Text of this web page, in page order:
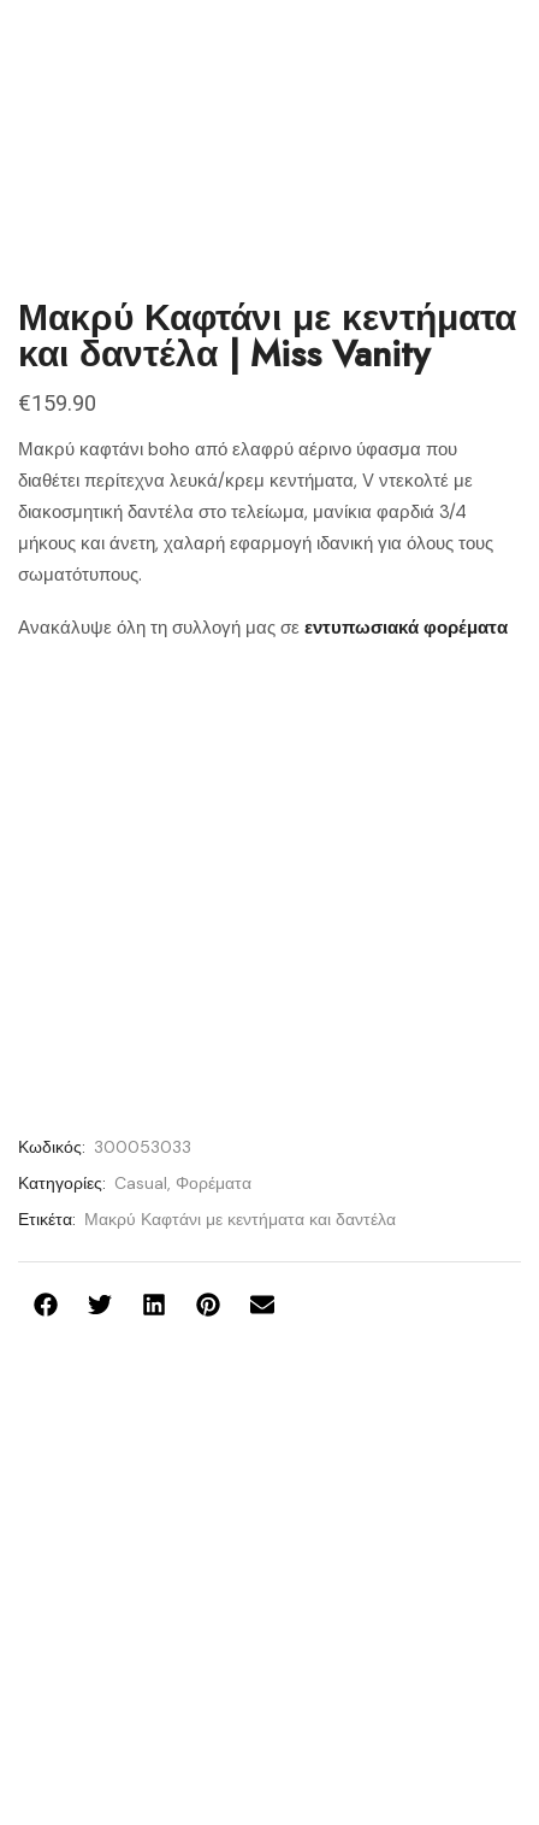
Μακρύ Καφτάνι με κεντήματα
και δαντέλα | Miss Vanity
€159.90
Μακρύ καφτάνι boho από ελαφρύ αέρινο ύφασμα που
διαθέτει περίτεχνα λευκά/κρεμ κεντήματα, V ντεκολτέ με
διακοσμητική δαντέλα στο τελείωμα, μανίκια φαρδιά 3/4
μήκους και άνετη, χαλαρή εφαρμογή ιδανική για όλους τους
σωματότυπους.
Ανακάλυψε όλη τη συλλογή μας σε εντυπωσιακά φορέματα
Κωδικός: 300053033
Κατηγορίες: Casual, Φορέματα
Ετικέτα: Μακρύ Καφτάνι με κεντήματα και δαντέλα